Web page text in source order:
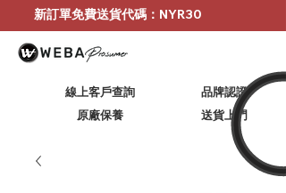
新訂單免費送貨代碼：NYR30
線上客戶查詢
原廠保養
品牌認證
​送貨上門